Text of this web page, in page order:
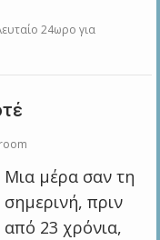
24ωρο για
Μια μέρα σαν τη
σημερινή, πριν
από 23 χρόνια,